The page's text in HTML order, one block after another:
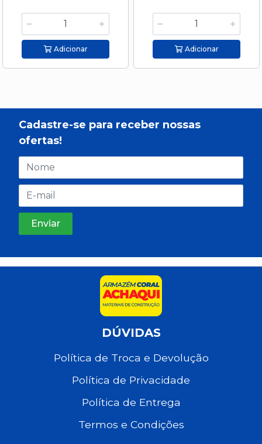
Adicionar Adicionar
Cadastre-se para receber nossas
ofertas!
DÚVIDAS
Política de Troca e Devolução
Política de Privacidade
Política de Entrega
Termos e Condições